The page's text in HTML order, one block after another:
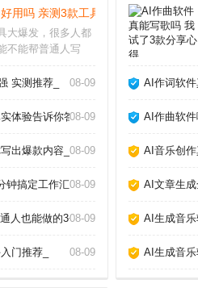
用吗 亲测3款工具告诉你_
大爆发，很多人都
不能帮普通人写
现现在的AI音乐生
还有距离。下面分
实测推荐_ 08-09
体验告诉你答案_
08-09
出爆款内容_ 08-09
钟搞定工作汇报_
08-09
人也能做的3个神器_
08-09
门推荐_ 08-09
AI作词软
AI作曲软
AI音乐创
AI文章生
AI生成音
AI生成音